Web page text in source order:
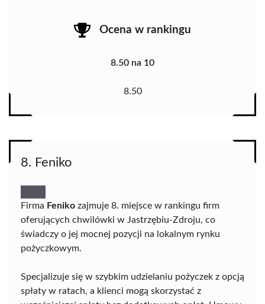
Ocena w rankingu
8.50 na 10
8.50
8. Feniko
Firma Feniko zajmuje 8. miejsce w rankingu firm
oferujących chwilówki w Jastrzębiu-Zdroju, co
świadczy o jej mocnej pozycji na lokalnym rynku
pożyczkowym.
Specjalizuje się w szybkim udzielaniu pożyczek z opcją
spłaty w ratach, a klienci mogą skorzystać z